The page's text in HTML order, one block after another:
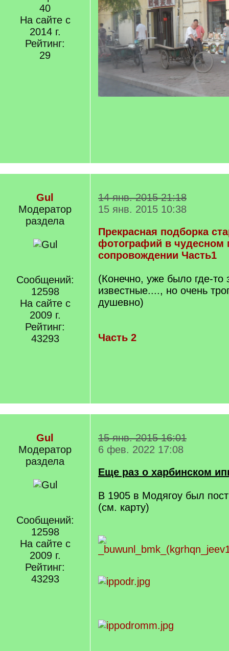
40
На сайте с
2014 г.
Рейтинг:
29
Gul
Модератор
раздела
Сообщений:
12598
На сайте с
2009 г.
Рейтинг:
43293
14 янв. 2015 21:18
15 янв. 2015 10:38
Прекрасная подборка
фотографий в чудесном
сопровождении Часть1
(Конечно, уже было где-то
известные...., но очень
душевно)
Часть 2
Gul
Модератор
раздела
Сообщений:
12598
На сайте с
2009 г.
Рейтинг:
43293
15 янв. 2015 16:01
6 фев. 2022 17:08
Еще раз о харбинском
В 1905 в Модягоу был
(см. карту)